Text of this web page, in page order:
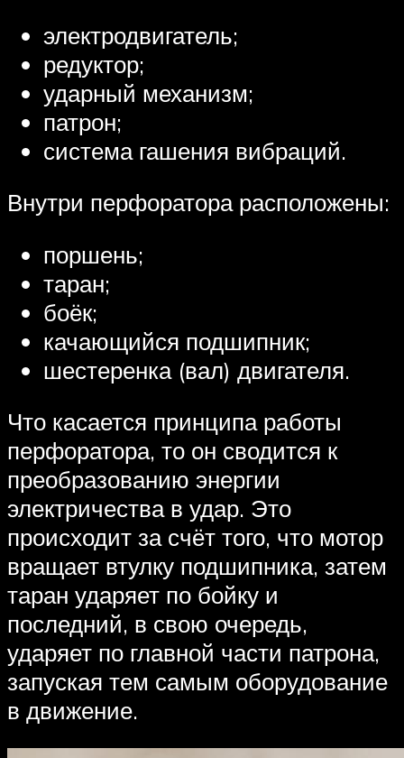
электродвигатель;
редуктор;
ударный механизм;
патрон;
система гашения вибраций.
Внутри перфоратора расположены:
поршень;
таран;
боёк;
качающийся подшипник;
шестеренка (вал) двигателя.
Что касается принципа работы
перфоратора, то он сводится к
преобразованию энергии
электричества в удар. Это
происходит за счёт того, что мотор
вращает втулку подшипника, затем
таран ударяет по бойку и
последний, в свою очередь,
ударяет по главной части патрона,
запуская тем самым оборудование
в движение.